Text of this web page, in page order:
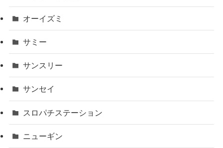
オーイズミ
サミー
サンスリー
サンセイ
スロパチステーション
ニューギン